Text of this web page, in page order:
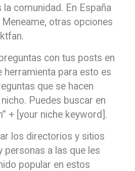
comunidad. En España
otras opciones
con tus posts en
herramienta para esto es
que se hacen
Puedes buscar en
+ [your niche keyword].
los directorios y sitios
personas a las que les
popular en estos